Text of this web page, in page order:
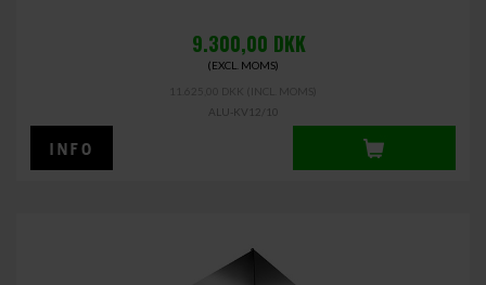
9.300,00 DKK
(EXCL. MOMS)
ALU-KV12/10